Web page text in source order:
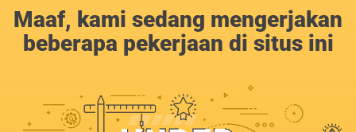
Maaf, kami sedang mengerjakan
beberapa pekerjaan di situs ini